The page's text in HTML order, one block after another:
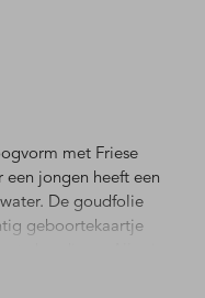
met Friese
jongen heeft een
De goudfolie
geboortekaartje
in de editor. Hulp